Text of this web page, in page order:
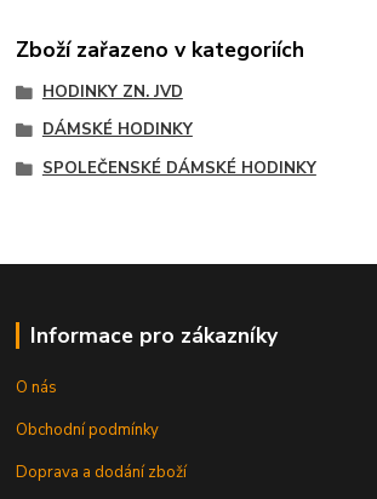
Zboží zařazeno v kategoriích
HODINKY ZN. JVD
DÁMSKÉ HODINKY
SPOLEČENSKÉ DÁMSKÉ HODINKY
Informace pro zákazníky
O nás
Obchodní podmínky
Doprava a dodání zboží